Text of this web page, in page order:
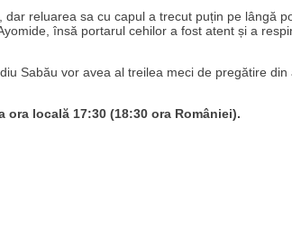
reluarea sa cu capul a trecut puțin pe lângă
însă portarul cehilor a fost atent și a
Sabău vor avea al treilea meci de pregătire
locală 17:30 (18:30 ora României).